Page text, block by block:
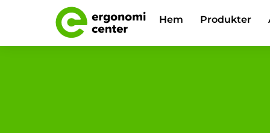
Hem Produkter